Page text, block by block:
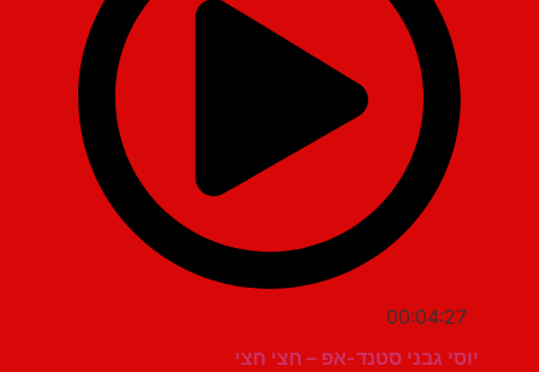
00:04:27
יוסי גבני סטנד-אפ – חצי חצי